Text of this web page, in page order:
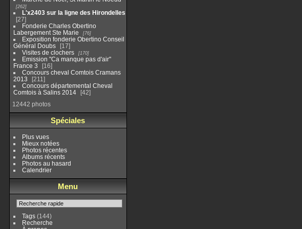
262
L'x2403 sur la ligne des Hirondelles
27
Fonderie Charles Obertino
Labergement Ste Marie
76
Exposition fonderie Obertino Conseil
Général Doubs
17
Visites de clochers
170
Emission "Ca manque pas d'air"
France 3
16
Concours cheval Comtois Cramans
2013
211
Concours départemental Cheval
Comtois à Salins 2014
42
12442 photos
Spéciales
Plus vues
Mieux notées
Photos récentes
Albums récents
Photos au hasard
Calendrier
Menu
Tags(144)
Recherche